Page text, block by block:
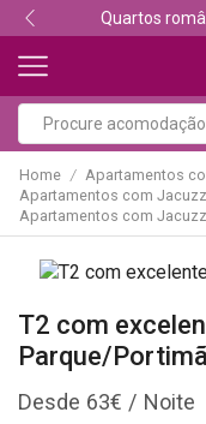
Home / Apartamentos
Apartamentos com
Apartamentos com
T2 com
Parque/
63€